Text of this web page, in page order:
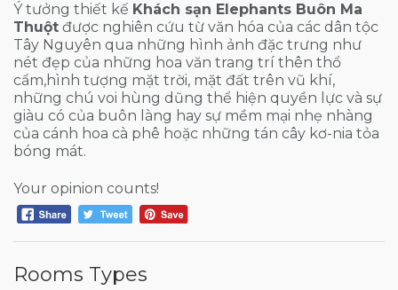
Ý tưởng thiết kế Khách sạn Elephants Buôn Ma
Thuột được nghiên cứu từ văn hóa của các dân tộc
Tây Nguyên qua những hình ảnh đặc trưng như
nét đẹp của những hoa văn trang trí thên thổ
cẩm,hình tượng mặt trời, mặt đất trên vũ khí,
những chú voi hùng dũng thể hiện quyền lực và sự
giàu có của buôn làng hay sự mềm mại nhẹ nhàng
của cánh hoa cà phê hoặc những tán cây kơ-nia tỏa
bóng mát.
Your opinion counts!
Rooms Types